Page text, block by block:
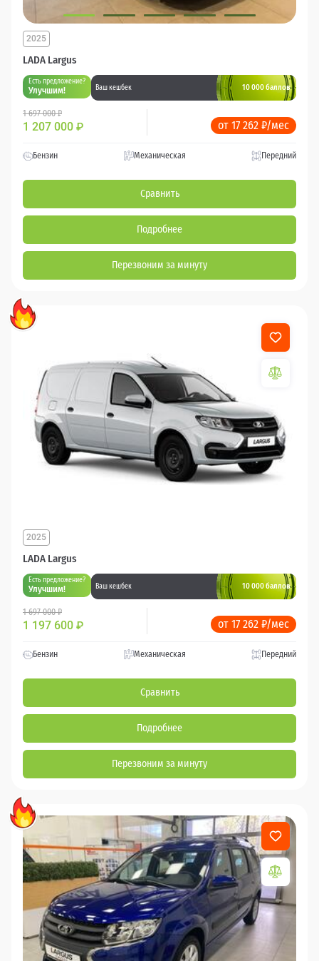
LADA Largus
2025
Есть предложение?
Улучшим! Ваш кешбек 10 000 баллов
1 697 000 ₽
1 207 000 ₽ от 17 262 ₽/мес
Бензин Механическая Передний
Сравнить
Подробнее
Перезвоним за минуту
LADA Largus
2025
Есть предложение?
Улучшим! Ваш кешбек 10 000 баллов
1 697 000 ₽
1 197 600 ₽ от 17 262 ₽/мес
Бензин Механическая Передний
Сравнить
Подробнее
Перезвоним за минуту